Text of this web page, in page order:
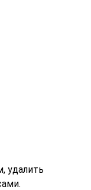
удалить